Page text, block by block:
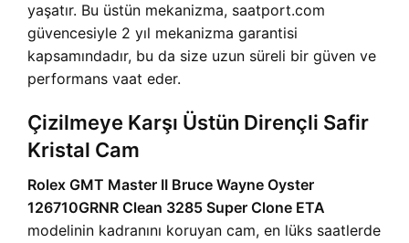
yaşatır. Bu üstün mekanizma, saatport.com
güvencesiyle 2 yıl mekanizma garantisi
kapsamındadır, bu da size uzun süreli bir güven ve
performans vaat eder.
Çizilmeye Karşı Üstün Dirençli Safir
Kristal Cam
Rolex GMT Master II Bruce Wayne Oyster
126710GRNR Clean 3285 Super Clone ETA
modelinin kadranını koruyan cam, en lüks saatlerde